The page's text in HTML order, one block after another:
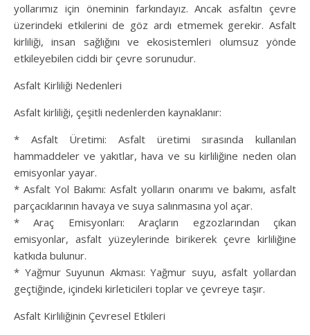
yollarımız için öneminin farkındayız. Ancak asfaltın çevre
üzerindeki etkilerini de göz ardı etmemek gerekir. Asfalt
kirliliği, insan sağlığını ve ekosistemleri olumsuz yönde
etkileyebilen ciddi bir çevre sorunudur.
Asfalt Kirliliği Nedenleri
Asfalt kirliliği, çeşitli nedenlerden kaynaklanır:
* Asfalt Üretimi: Asfalt üretimi sırasında kullanılan
hammaddeler ve yakıtlar, hava ve su kirliliğine neden olan
emisyonlar yayar.
* Asfalt Yol Bakımı: Asfalt yolların onarımı ve bakımı, asfalt
parçacıklarının havaya ve suya salınmasına yol açar.
* Araç Emisyonları: Araçların egzozlarından çıkan
emisyonlar, asfalt yüzeylerinde birikerek çevre kirliliğine
katkıda bulunur.
* Yağmur Suyunun Akması: Yağmur suyu, asfalt yollardan
geçtiğinde, içindeki kirleticileri toplar ve çevreye taşır.
Asfalt Kirliliğinin Çevresel Etkileri